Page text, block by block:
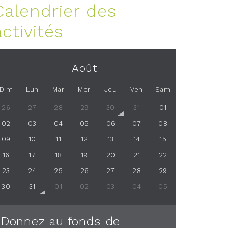
des
Août
Lun Mar Mer Jeu Ven Sam
26 27 28 29 30 31 01
02 03 04 05 06 07 08
09 10 11 12 13 14 15
16 17 18 19 20 21 22
23 24 25 26 27 28 29
30 31 01 02 03 04 05
Donnez au fonds de